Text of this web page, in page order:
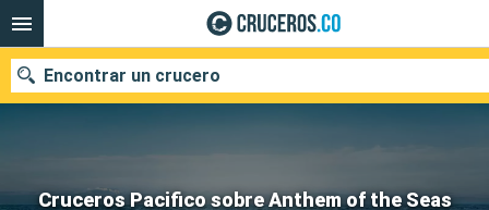
Cruceros Pacifico sobre Anthem of the Seas
Encontrar un crucero